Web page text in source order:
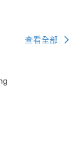
查看全部